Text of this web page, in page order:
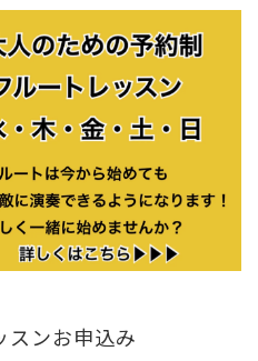
スンお申込み